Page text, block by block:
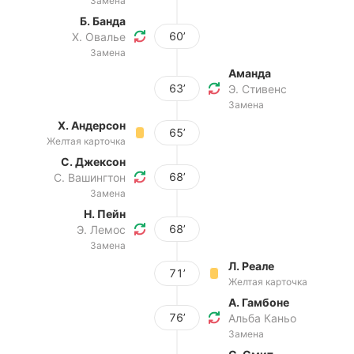
Б. Банда
Х. Овалье
Замена
60’
63’
Аманда
Э. Стивенс
Замена
Х. Андерсон
Желтая карточка
65’
С. Джексон
С. Вашингтон
Замена
68’
Н. Пейн
Э. Лемос
Замена
68’
71’
Л. Реале
Желтая карточка
76’
А. Гамбоне
Альба Каньо
Замена